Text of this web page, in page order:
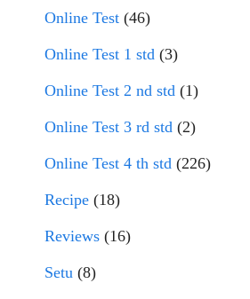
Online Test (46)
Online Test 1 std (3)
Online Test 2 nd std (1)
Online Test 3 rd std (2)
Online Test 4 th std (226)
Recipe (18)
Reviews (16)
Setu (8)